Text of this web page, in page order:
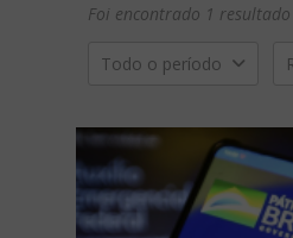
Foi encontrado 1 resultado
Todo o período